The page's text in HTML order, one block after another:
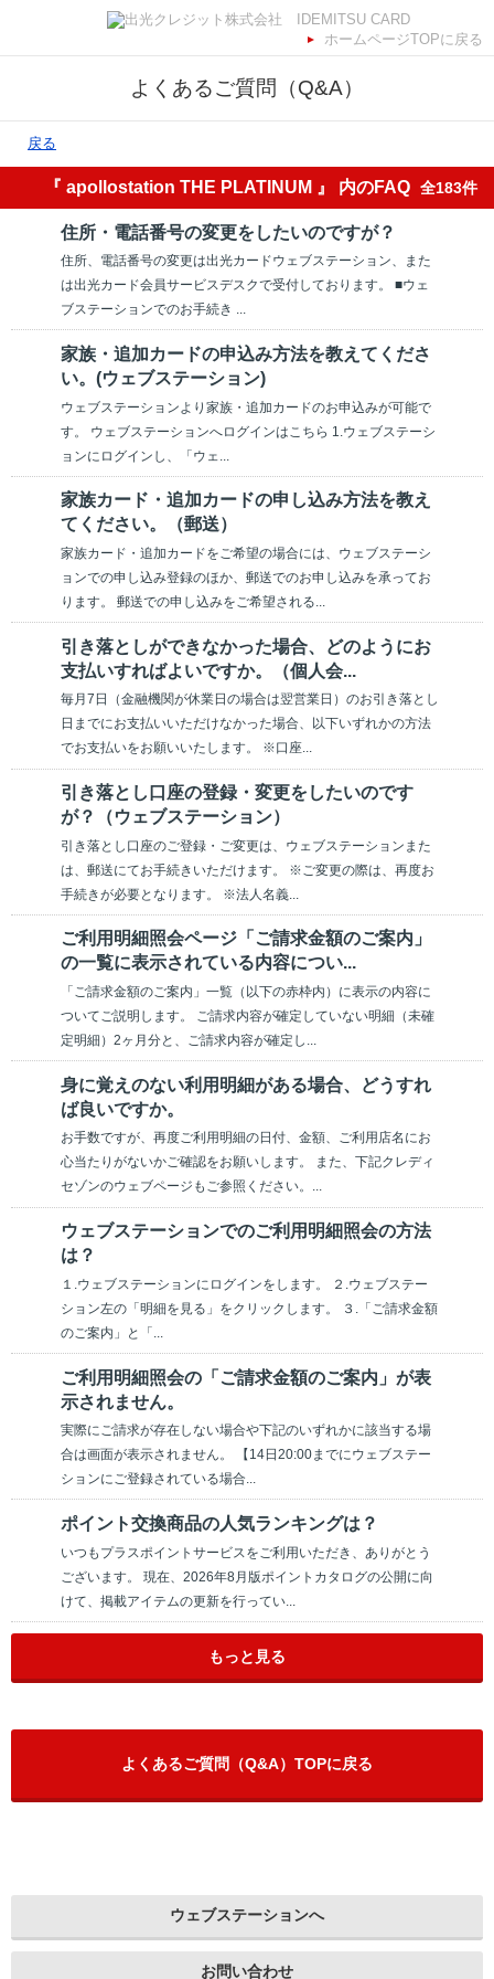
ホームページTOPに戻る
よくあるご質問（Q&A）
戻る
『 apollostation THE PLATINUM 』 内のFAQ 全183件
住所・電話番号の変更をしたいのですが？
住所、電話番号の変更は出光カードウェブステーション、また
は出光カード会員サービスデスクで受付しております。 ■ウェ
ブステーションでのお手続き ...
家族・追加カードの申込み方法を教えてくださ
い。(ウェブステーション)
ウェブステーションより家族・追加カードのお申込みが可能で
す。 ウェブステーションへログインはこちら 1.ウェブステーシ
ョンにログインし、「ウェ...
家族カード・追加カードの申し込み方法を教え
てください。（郵送）
家族カード・追加カードをご希望の場合には、ウェブステーシ
ョンでの申し込み登録のほか、郵送でのお申し込みを承ってお
ります。 郵送での申し込みをご希望される...
引き落としができなかった場合、どのようにお
支払いすればよいですか。（個人会...
毎月7日（金融機関が休業日の場合は翌営業日）のお引き落とし
日までにお支払いいただけなかった場合、以下いずれかの方法
でお支払いをお願いいたします。 ※口座...
引き落とし口座の登録・変更をしたいのです
が？（ウェブステーション）
引き落とし口座のご登録・ご変更は、ウェブステーションまた
は、郵送にてお手続きいただけます。 ※ご変更の際は、再度お
手続きが必要となります。 ※法人名義...
ご利用明細照会ページ「ご請求金額のご案内」
の一覧に表示されている内容につい...
「ご請求金額のご案内」一覧（以下の赤枠内）に表示の内容に
ついてご説明します。 ご請求内容が確定していない明細（未確
定明細）2ヶ月分と、ご請求内容が確定し...
身に覚えのない利用明細がある場合、どうすれ
ば良いですか。
お手数ですが、再度ご利用明細の日付、金額、ご利用店名にお
心当たりがないかご確認をお願いします。 また、下記クレディ
セゾンのウェブページもご参照ください。...
ウェブステーションでのご利用明細照会の方法
は？
１.ウェブステーションにログインをします。 ２.ウェブステー
ション左の「明細を見る」をクリックします。 ３.「ご請求金額
のご案内」と「...
ご利用明細照会の「ご請求金額のご案内」が表
示されません。
実際にご請求が存在しない場合や下記のいずれかに該当する場
合は画面が表示されません。 【14日20:00までにウェブステー
ションにご登録されている場合...
ポイント交換商品の人気ランキングは？
いつもプラスポイントサービスをご利用いただき、ありがとう
ございます。 現在、2026年8月版ポイントカタログの公開に向
けて、掲載アイテムの更新を行ってい...
もっと見る
よくあるご質問（Q&A）TOPに戻る
ウェブステーションへ
お問い合わせ